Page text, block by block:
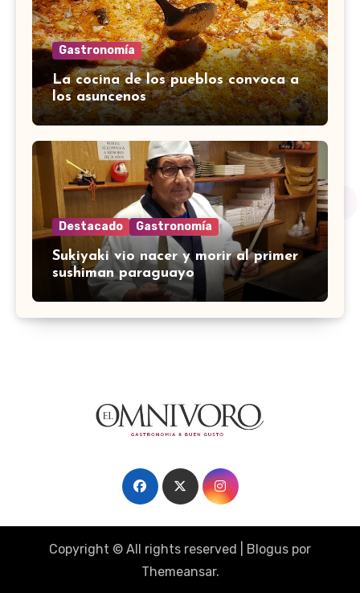
Gastronomía
La cocina de los pueblos convoca a
los asuncenos
Destacado Gastronomía
Sukiyaki vio nacer y morir al primer
sushiman paraguayo
Copyright © All rights reserved Blogus por
Themeansar.